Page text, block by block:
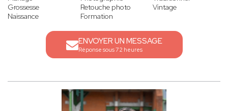
Grossesse
Naissance
Retouche photo
Formation
Vintage
ENVOYER UN MESSAGE
Réponse sous 72 heures